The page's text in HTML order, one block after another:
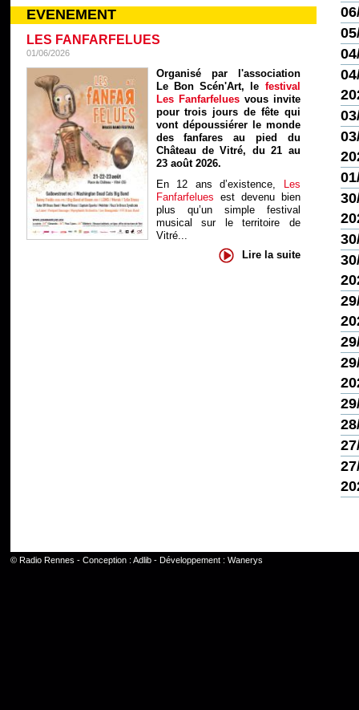
EVENEMENT
LES FANFARFELUES
01/06/2026
Organisé par l'association
Le Bon Scén'Art, le festival
Les Fanfarfelues vous invite
pour trois jours de fête qui
vont dépoussiérer le monde
des fanfares au pied du
Château de Vitré, du 21 au
23 août 2026.
En 12 ans d’existence, Les
Fanfarfelues est devenu bien
plus qu’un simple festival
musical sur le territoire de
Vitré...
Lire la suite
© Radio Rennes - Conception : Adlib- Développement : Wanerys